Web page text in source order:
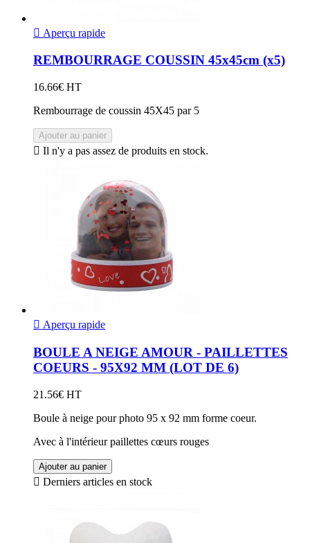
 Aperçu rapide
REMBOURRAGE COUSSIN 45x45cm (x5)
16.66€ HT
Rembourrage de coussin 45X45 par 5
Ajouter au panier
 Il n'y a pas assez de produits en stock.
 Aperçu rapide
BOULE A NEIGE AMOUR - PAILLETTES
COEURS - 95X92 MM (LOT DE 6)
21.56€ HT
Boule à neige pour photo 95 x 92 mm forme coeur.
Avec à l'intérieur paillettes cœurs rouges
Ajouter au panier
 Derniers articles en stock